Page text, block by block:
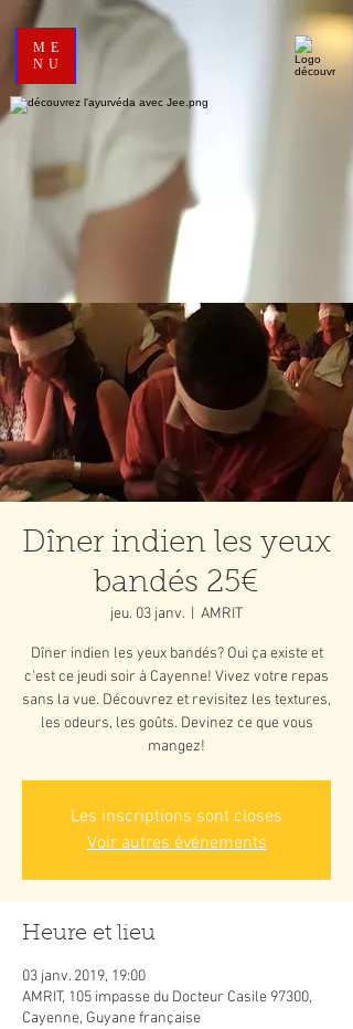
ME
NU
Dîner indien les yeux
bandés 25€
jeu. 03 janv. AMRIT
Dîner indien les yeux bandés? Oui ça existe et
c'est ce jeudi soir à Cayenne! Vivez votre repas
sans la vue. Découvrez et revisitez les textures,
les odeurs, les goûts. Devinez ce que vous
mangez!
Les inscriptions sont closes
Voir autres événements
Heure et lieu
03 janv. 2019, 19:00
AMRIT, 105 impasse du Docteur Casile 97300,
Cayenne, Guyane française